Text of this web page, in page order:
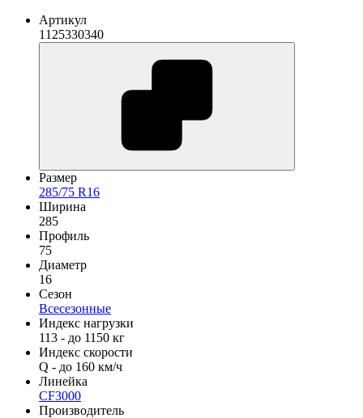
Артикул
1125330340
Размер
285/75 R16
Ширина
285
Профиль
75
Диаметр
16
Сезон
Всесезонные
Индекс нагрузки
113 - до 1150 кг
Индекс скорости
Q - до 160 км/ч
Линейка
CF3000
Производитель